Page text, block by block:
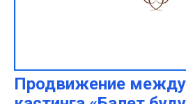
Продвижение